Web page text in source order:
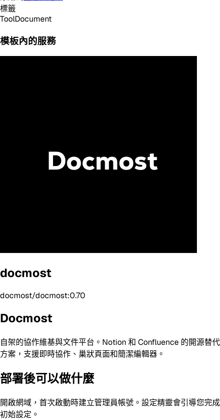
標籤
ToolDocument
模板內的服務
docmost
docmost/docmost:0.70
Docmost
自架的協作維基與文件平台。Notion 和 Confluence 的開源替代
方案，支援即時協作、巢狀頁面和簡潔編輯器。
部署後可以做什麼
開啟網域，首次啟動時建立管理員帳號。設定精靈會引導您完成
初始設定。